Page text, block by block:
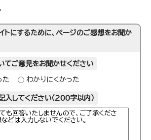
トにするために、ページのご感想をお聞か
てご意見をお聞かせください
た わかりにくかった
入してください（200字以内）